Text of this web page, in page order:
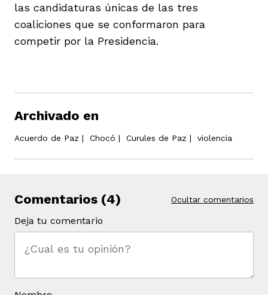
las candidaturas únicas de las tres
coaliciones que se conformaron para
competir por la Presidencia.
Archivado en
Acuerdo de Paz | Chocó | Curules de Paz | violencia
Comentarios (4) Ocultar comentarios
Deja tu comentario